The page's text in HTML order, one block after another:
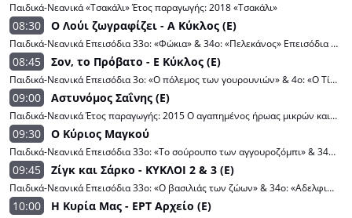
Παιδικά-Νεανικά «Τσακάλι» Έτος παραγωγής: 2018 «Τσακάλι»
08:30 Ο Λούι ζωγραφίζει - Α Κύκλος (E)
Παιδικά-Νεανικά Επεισόδια 33ο: «Φώκια» & 34ο: «Πελεκάνος» Επεισόδια 33ο: «Φώκια» & 34ο: «Πελεκάνος»
08:45 Σον, το Πρόβατο - Ε Κύκλος (E)
Παιδικά-Νεανικά Επεισόδια 3ο: «Ο πόλεμος των γουρουνιών» & 4ο: «Ο Τίμι και οι σκατζόχοιροι» Έτος παραγωγής: 2014 Μάχη ξεσπά όταν τα Γουρούνια κλέβουν όλες τις πίτσες και ταμπουρώνονται στη αχυρένια λέσχη του κοπαδιού με όμηρο τον Τίμι.
09:00 Αστυνόμος Σαΐνης (E)
Παιδικά-Νεανικά Έτος παραγωγής: 2015 Ο αγαπημένος ήρωας μικρών και μεγάλων που αγαπήθηκε μέσα από τις συχνότητες της δημόσιας τηλεόρασης τη δεκαετία του 80 επιστρέφει με 26 νέα, ημίωρα επεισόδια παραγωγής 2015.
09:30 Ο Κύριος Μαγκού
Παιδικά-Νεανικά Επεισόδια 33ο: «Το σούρουπο των αγγουροζόμπι» & 34ο: «Αγώνες πάλης» Έτος παραγωγής: 2018 Επεισόδια 33ο: «Το σούρουπο των αγγουροζόμπι» & 34ο: «Αγώνες πάλης»
09:45 Ζίγκ και Σάρκο - ΚΥΚΛΟΙ 2 & 3 (E)
Παιδικά-Νεανικά Επεισόδια 33ο: «O βασιλιάς των ζώων» & 34ο: «Αδελφικοί φίλοι» Έτος παραγωγής: 2015 Επεισόδια 33ο: «O βασιλιάς των ζώων» & 34ο: «Αδελφικοί φίλοι»
10:00 Η Κυρία Μας - ΕΡΤ Αρχείο (E)